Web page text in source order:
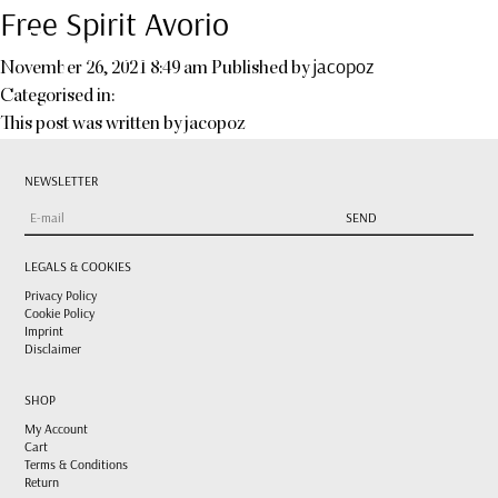
Free Spirit Avorio
November 26, 2021 8:49 amPublished byjacopoz
Categorised in:
This post was written by jacopoz
NEWSLETTER
LEGALS & COOKIES
Privacy Policy
Cookie Policy
Imprint
Disclaimer
SHOP
My Account
Cart
Terms & Conditions
Return